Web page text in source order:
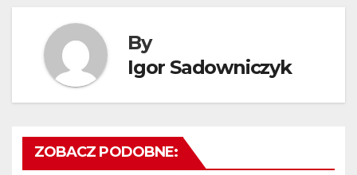
By
Igor Sadowniczyk
ZOBACZ PODOBNE: